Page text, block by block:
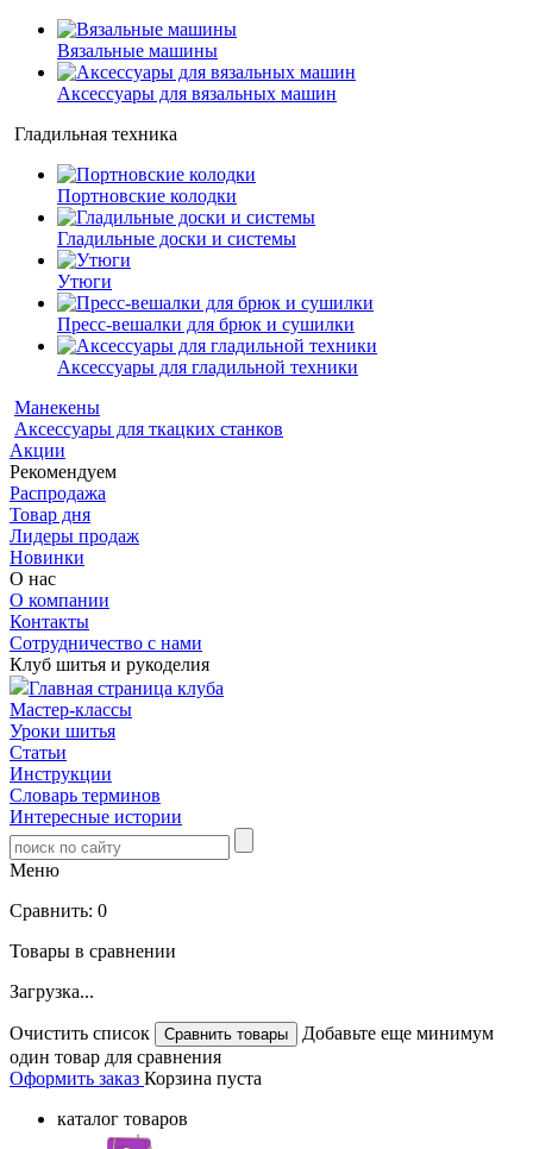
Вязальные машины
Аксессуары для вязальных машин
Гладильная техника
Портновские колодки
Гладильные доски и системы
Утюги
Пресс-вешалки для брюк и сушилки
Аксессуары для гладильной техники
Манекены
Аксессуары для ткацких станков
Акции
Рекомендуем
Распродажа
Товар дня
Лидеры продаж
Новинки
О нас
О компании
Контакты
Сотрудничество с нами
Клуб шитья и рукоделия
Главная страница клуба
Мастер-классы
Уроки шитья
Статьи
Инструкции
Словарь терминов
Интересные истории
Меню
Сравнить: 0
Товары в сравнении
Загрузка...
Очистить список
Добавьте еще минимум
один товар для сравнения
Оформить заказ Корзина пуста
каталог товаров